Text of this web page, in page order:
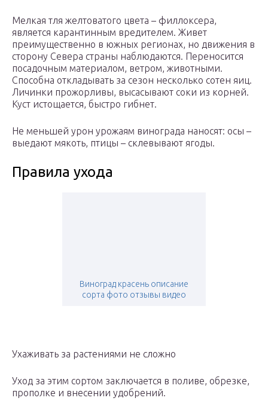
Мелкая тля желтоватого цвета – филлоксера,
является карантинным вредителем. Живет
преимущественно в южных регионах, но движения в
сторону Севера страны наблюдаются. Переносится
посадочным материалом, ветром, животными.
Способна откладывать за сезон несколько сотен яиц.
Личинки прожорливы, высасывают соки из корней.
Куст истощается, быстро гибнет.
Не меньшей урон урожаям винограда наносят: осы –
выедают мякоть, птицы – склевывают ягоды.
Правила ухода
Виноград красень описание
сорта фото отзывы видео
Ухаживать за растениями не сложно
Уход за этим сортом заключается в поливе, обрезке,
прополке и внесении удобрений.